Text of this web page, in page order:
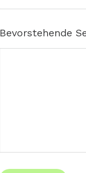
Bevorstehende